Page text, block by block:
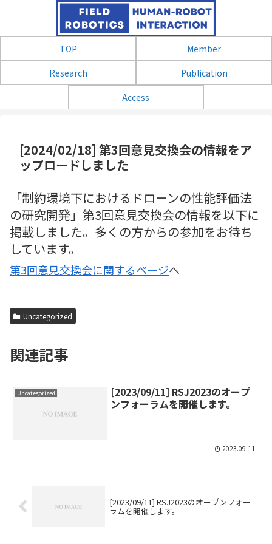
TOP
Member
Research
Publication
Access
[2024/02/18] 第3回意見交換会の情報をア
ップロードしました
「制約環境下におけるドローンの性能評価法
の研究開発」第3回意⾒交換会の情報を以下に
掲載しました。多くの方からの参加をお待ち
しています。
第3回意見交換会に関するページへ
Uncategorized
関連記事
Uncategorized
[2023/09/11] RSJ2023のオープ
ンフォーラムを開催します。
2023.09.11
[2023/09/11] RSJ2023のオープンフォー
ラムを開催します。